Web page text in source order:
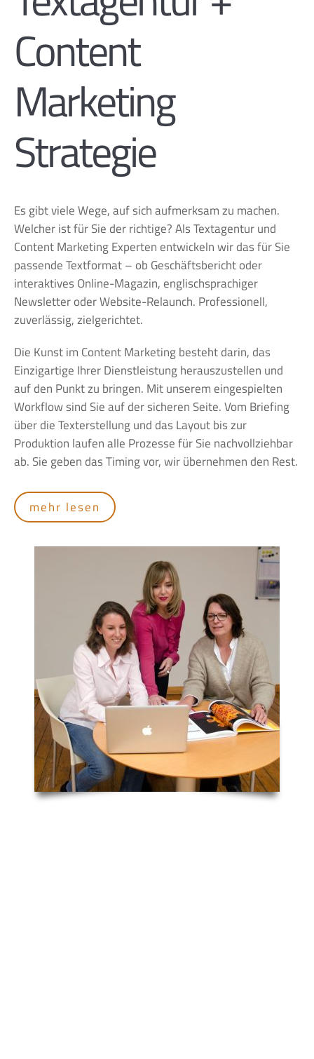
Content
Marketing
Strategie
Es gibt viele Wege, auf sich aufmerksam zu machen.
Welcher ist für Sie der richtige? Als Textagentur und
Content Marketing Experten entwickeln wir das für Sie
passende Textformat – ob Geschäftsbericht oder
interaktives Online-Magazin, englischsprachiger
Newsletter oder Website-Relaunch. Professionell,
zuverlässig, zielgerichtet.
Die Kunst im Content Marketing besteht darin, das
Einzigartige Ihrer Dienstleistung herauszustellen und
auf den Punkt zu bringen. Mit unserem eingespielten
Workflow sind Sie auf der sicheren Seite. Vom Briefing
über die Texterstellung und das Layout bis zur
Produktion laufen alle Prozesse für Sie nachvollziehbar
ab. Sie geben das Timing vor, wir übernehmen den Rest.
mehr lesen